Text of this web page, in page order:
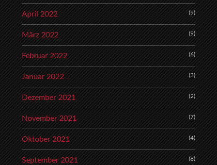
April 2022 (9)
März 2022 (9)
Februar 2022 (6)
Januar 2022 (3)
Dezember 2021 (2)
November 2021 (7)
Oktober 2021 (4)
September 2021 (8)